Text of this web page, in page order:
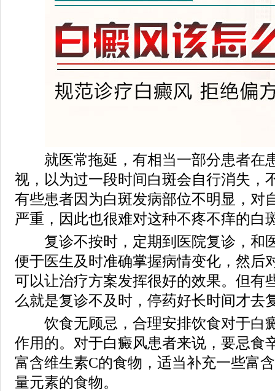
就医常拖延，有相当一部分患者在
视，以为过一段时间白斑会自行消失，
有些患者因为白斑发病部位不明显，对
严重，因此也很难对这种不疼不痒的白
复诊不按时，定期到医院复诊，和
便于医生及时准确掌握病情变化，然后
可以让治疗方案发挥很好的效果。但有
么就是复诊不及时，停药好长时间才去
饮食无顾忌，合理安排饮食对于白
作用的。对于白癜风患者来说，要忌食
富含维生素C的食物，适当补充一些富
量元素的食物。